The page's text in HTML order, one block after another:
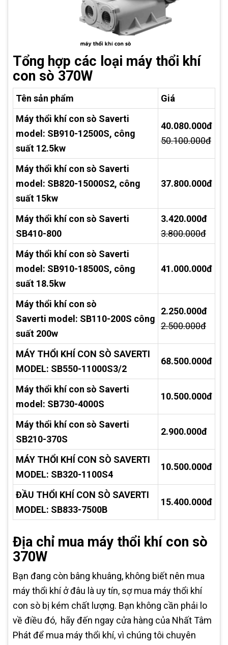
Tổng hợp các loại máy thổi khí
con sò 370W
Tên sản phẩm
Giá
Máy thổi khí con sò Saverti
model: SB910-12500S, công
suất 12.5kw
40.080.000đ
50.100.000đ
Máy thổi khí con sò Saverti
model: SB820-15000S2, công
suất 15kw
37.800.000đ
Máy thổi khí con sò Saverti
SB410-800
3.420.000đ
3.800.000đ
Máy thổi khí con sò Saverti
model: SB910-18500S, công
suất 18.5kw
41.000.000đ
Máy thổi khí con sò
Saverti model: SB110-200S công
suất 200w
2.250.000đ
2.500.000đ
MÁY THỔI KHÍ CON SÒ SAVERTI
MODEL: SB550-11000S3/2
68.500.000đ
Máy thổi khí con sò Saverti
model: SB730-4000S
10.500.000đ
Máy thổi khí con sò Saverti
SB210-370S
2.900.000đ
MÁY THỔI KHÍ CON SÒ SAVERTI
MODEL: SB320-1100S4
10.500.000đ
ĐẦU THỔI KHÍ CON SÒ SAVERTI
MODEL: SB833-7500B
15.400.000đ
Địa chỉ mua máy thổi khí con sò
370W
Bạn đang còn bâng khuâng, không biết nên mua
máy thổi khí ở đâu là uy tín, sợ mua máy thổi khí
con sò bị kém chất lượng. Bạn không cần phải lo
về điều đó, hãy đến ngay cửa hàng của Nhất Tâm
Phát để mua máy thổi khí, vì chúng tôi chuyên